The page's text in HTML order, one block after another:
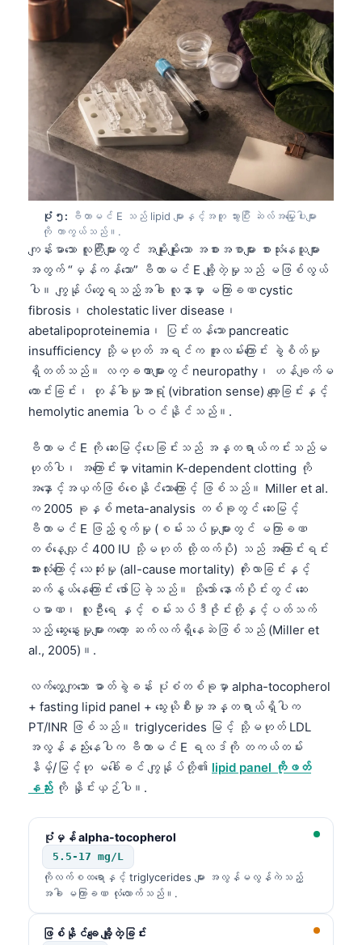
ပုံ ၅: ဗီတာမင် E သည် lipid များနှင့်အတူ သွားပြီး ဆဲလ်အမြှေးပါးများ
ကို ကာကွယ်သည်။.
ကျန်းမာသော လူကြီးများတွင် အမျိုးမျိုးသော အစားအစာများ စားသုံးနေသူများ
အတွက် “မှန်ကန်သော” ဗီတာမင် E ချို့တဲ့မှုသည် မဖြစ်လွယ်
ပါ။ ကျွန်ုပ်တွေ့ရသည့်အခါ လူနာမှာ မကြာခဏ cystic
fibrosis၊ cholestatic liver disease၊
abetalipoproteinemia၊ ပြင်းထန်သော pancreatic
insufficiency သို့မဟုတ် အရင်က အူလမ်းကြောင်း ခွဲစိတ်မှု
ရှိတတ်သည်။ လက္ခဏာများတွင် neuropathy၊ ဟန်ချက်မ
ကောင်းခြင်း၊ တုန်ခါမှုအာရုံ (vibration sense) လျော့ခြင်းနှင့်
hemolytic anemia ပါဝင်နိုင်သည်။.
ဗီတာမင် E ကို ဆေးမြင့်ပေးခြင်းသည် အန္တရာယ်ကင်းသည်မ
ဟုတ်ပါ၊ အကြောင်းမှာ vitamin K-dependent clotting ကို
အနှောင့်အယှက်ဖြစ်စေနိုင်သောကြောင့် ဖြစ်သည်။ Miller et al.
က 2005 ခုနှစ် meta-analysis တစ်ခုတွင် ဆေးမြင့်
ဗီတာမင် E ဖြည့်စွက်မှု (စမ်းသပ်မှုများတွင် မကြာခဏ
တစ်နေ့လျှင် 400 IU သို့မဟုတ် ထို့ထက်ပို) သည် အကြောင်းရင်း
အားလုံးကြောင့် သေဆုံးမှု (all-cause mortality) တိုးလာခြင်းနှင့်
ဆက်နွယ်နေကြောင်း ဖော်ပြခဲ့သည်။ သို့သော် နောက်ပိုင်းတွင် ဆေး
ပမာဏ၊ လူဦးရေ နှင့် စမ်းသပ်ဒီဇိုင်းတို့နှင့်ပတ်သက်
သည့် ဆွေးနွေးမှုများကတော့ ဆက်လက်ရှိနေဆဲဖြစ်သည် (Miller et
al., 2005)။.
လက်တွေ့ကျသော ဓာတ်ခွဲခန်း ပုံစံတစ်ခုမှာ alpha-tocopherol
+ fasting lipid panel + သွေးယိုစီးမှုအန္တရာယ်ရှိပါက
PT/INR ဖြစ်သည်။ triglycerides မြင့် သို့မဟုတ် LDL
အလွန်နည်းနေပါက ဗီတာမင် E ရလဒ်ကို တကယ်တမ်း
နိမ့်/မြင့်ဟု မခေါ်ခင် ကျွန်ုပ်တို့၏ lipid panel ကိုဖတ်
နည်းကို နှိုင်းယှဉ်ပါ။.
ပုံမှန် alpha-tocopherol
5.5-17 mg/L
ကိုလက်စထရောနှင့် triglycerides များ အလွန်မလွန်ကဲသည့်
အခါ မကြာခဏ လုံလောက်သည်။.
ဖြစ်နိုင်ချေ ချို့တဲ့ခြင်း
日本語
Čeština
ქართული
Русский
Lietuvių kalba
Polski
한국어
Slovenščina
Magyar
Shqip
বাংলা
اردو
मराठी
తెలుగు
தமிழ்
ગુજરાતી
ಕನ್ನಡ
മലയാളം
Bahasa Melayu
Tiếng Việt
Tagalog
ไทย
ភាសាខ្មែរ
Kiswahili
አማርኛ
Українська
O‘zbekcha
Қазақ тілі
Suomi
Hrvatski
Slovenčina
پښتو